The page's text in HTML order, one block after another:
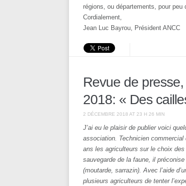
régions, ou départements, pour
Cordialement,
Jean Luc Bayrou, Président ANCC
Revue de
2018: « Des
2 DÉCEMBRE 2018 AT 23 H 26 MIN
J’ai eu le plaisir de publier voici
association. Technicien
ans les agriculteurs sur le choix
sauvegarde de la faune, il
(moutarde, sarrazin). Avec l’aide
plusieurs agriculteurs de tenter